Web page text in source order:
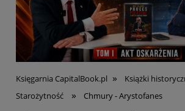
Księgarnia CapitalBook.pl » Książki
Starożytność » Chmury - Arystofanes